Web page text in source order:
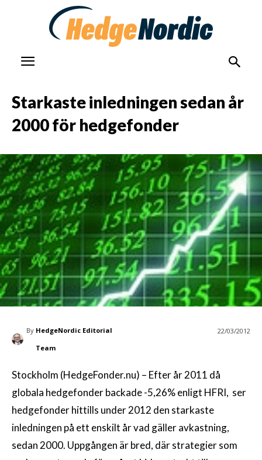
Starkaste inledningen sedan år
2000 för hedgefonder
By HedgeNordic Editorial
Team
22/03/2012
Stockholm (HedgeFonder.nu) – Efter år 2011 då
globala hedgefonder backade -5,26% enligt HFRI, ser
hedgefonder hittills under 2012 den starkaste
inledningen på ett enskilt år vad gäller avkastning,
sedan 2000. Uppgången är bred, där strategier som